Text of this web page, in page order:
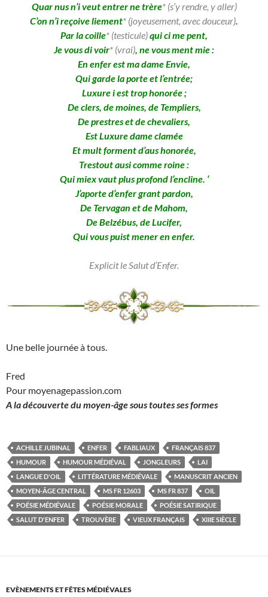
Quar nus n’i veut entrer ne trère* (s’y rendre, y aller)
C’on n’i reçoive liement* (joyeusement, avec douceur).
Par la coille* (testicule)qui ci me pent,
Je vous di voir* (vrai), ne vous ment mie :
En enfer est ma dame Envie,
Qui garde la porte et l’entrée;
Luxure i est trop honorée ;
De clers, de moines, de Templiers,
De prestres et de chevaliers,
Est Luxure dame clamée
Et mult forment d’aus honorée,
Trestout ausi comme roine :
Qui miex vaut plus profond l’encline. ‘
J’aporte d’enfer grant pardon,
De Tervagan et de Mahom,
De Belzébus, de Lucifer,
Qui vous puist mener en enfer.
Explicit le Salut d’Enfer.
Une belle journée à tous.
Fred
Pour moyenagepassion.com
A la découverte du moyen-âge sous toutes ses formes
ACHILLE JUBINAL ENFER FABLIAUX
FRANÇAIS 837
HUMOUR
HUMOUR MÉDIÉVAL JONGLEURS
LAI
LANGUE D'OIL
LITTÉRATURE MÉDIÉVALE
MANUSCRIT ANCIEN
MOYEN-ÂGE CENTRAL
MS FR 12603 MS FR 837
OIL
POÉSIE MÉDIÉVALE
POÉSIE MORALE
POÉSIE SATIRIQUE
SALUT D'ENFER
TROUVÈRE VIEUX FRANÇAIS XIIIE SIÈCLE
EVÈNEMENTS ET FÊTES MÉDIÉVALES